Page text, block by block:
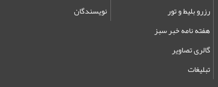
رزرو بلیط و تور
هفته نامه خبر سبز
گالری تصاویر
تبلیغات
نویسندگان